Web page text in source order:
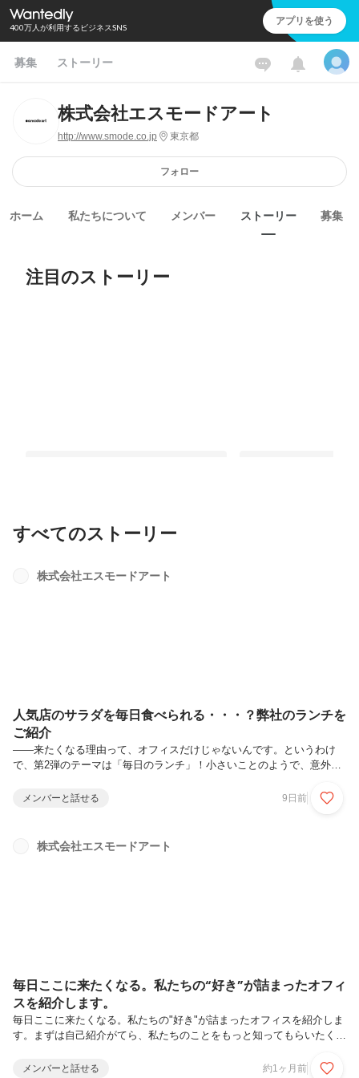
400万人が利用するビジネスSNS アプリを使う
募集 ストーリー
株式会社エスモードアート
http://www.smode.co.jp 東京都
フォロー
ホーム 私たちについて メンバー ストーリー 募集
注目のストーリー
る・・・？弊社のランチをご紹介
すべてのストーリー
株式会社エスモードアート
人気店のサラダを毎日食べられる・・・？弊社のランチを
ご紹介
——来たくなる理由って、オフィスだけじゃないんです。というわけ
で、第2弾のテーマは「毎日のランチ」！小さいことのようで、意外と
もらえますか？突然ですが、みなさんランチってどうしてますか？コン
「THE_B」のサラダが、毎日食べられますうちには自社ブランド
メンバーと話せる 9日前
株式会社エスモードアート
毎日ここに来たくなる。私たちの“好き”が詰まったオフィ
スを紹介します。
毎日ここに来たくなる。私たちの"好き"が詰まったオフィスを紹介しま
す。まずは自己紹介がてら、私たちのことをもっと知ってもらいたく
フィス紹介」です。私たちは、ソーシャルグッドをパーパスに掲げ、フ
メンバーと話せる 約1ヶ月前